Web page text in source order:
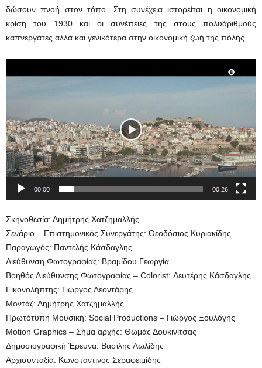
δώσουν πνοή στον τόπο. Στη συνέχεια ιστορείται η οικονομική
κρίση του 1930 και οι συνέπειες της στους πολυάριθμούς
καπνεργάτες αλλά και γενικότερα στην οικονομική ζωή της πόλης.
Αναπαραγωγής
00:00 00:26
Σκηνοθεσία: Δημήτρης Χατζημαλλής
Σενάριο – Επιστημονικός Συνεργάτης: Θεοδόσιος Κυριακίδης
Παραγωγός: Παντελής Κάσδαγλης
Διεύθυνση Φωτογραφίας: Βραμίδου Γεωργία
Βοηθός Διεύθυνσης Φωτογραφίας – Colorist: Λευτέρης Κάσδαγλης
Εικονολήπτης: Γιώργος Λεοντάρης
Μοντάζ: Δημήτρης Χατζημαλλής
Πρωτότυπη Μουσική: Social Productions – Γιώργος Ξουλόγης
Motion Graphics – Σήμα αρχής: Θωμάς Δουκινίτσας
Δημοσιογραφική Έρευνα: Βασιλης Λωλίδης
Αρχισυνταξία: Κωνσταντίνος Σεραφειμίδης